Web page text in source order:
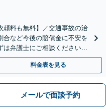
頼料も無料】／交通事故の治
合など今後の賠償金に不安を
弁護士にご相談ください。
・休日の相談可】
料金表を見る
メールで面談予約